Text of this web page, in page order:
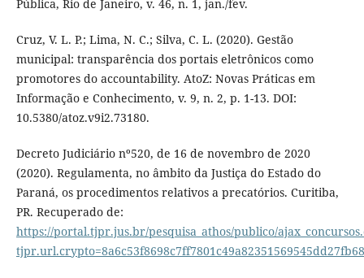
Pública, Rio de Janeiro, v. 46, n. 1, jan./fev.
Cruz, V. L. P.; Lima, N. C.; Silva, C. L. (2020). Gestão
municipal: transparência dos portais eletrônicos como
promotores do accountability. AtoZ: Novas Práticas em
Informação e Conhecimento, v. 9, n. 2, p. 1-13. DOI:
10.5380/atoz.v9i2.73180.
Decreto Judiciário nº520, de 16 de novembro de 2020
(2020). Regulamenta, no âmbito da Justiça do Estado do
Paraná, os procedimentos relativos a precatórios. Curitiba,
PR. Recuperado de:
https://portal.tjpr.jus.br/pesquisa_athos/publico/